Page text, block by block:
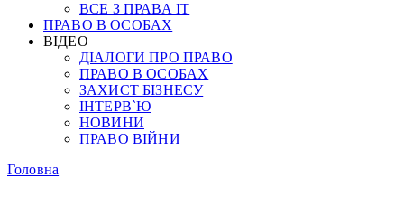
ВСЕ З ПРАВА ІТ
ПРАВО В ОСОБАХ
ВІДЕО
ДІАЛОГИ ПРО ПРАВО
ПРАВО В ОСОБАХ
ЗАХИСТ БІЗНЕСУ
ІНТЕРВ`Ю
НОВИНИ
ПРАВО ВІЙНИ
Головна